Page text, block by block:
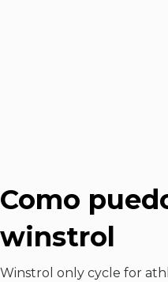
Como
winstrol
Winstrol only cycle for